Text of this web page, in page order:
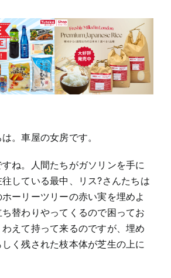
。車屋の女房です。
ね。人間たちがガソリンを手に
している最中、リス?さんたちは
ーリーツリーの赤い実を埋めよ
替わりやってくるので困ってお
えて持って来るのですが、埋め
く残された枝本体が芝生の上に